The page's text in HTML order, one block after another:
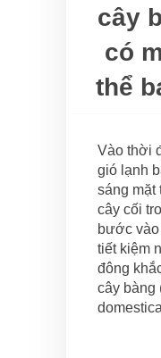
cây
có
thể
Vào thời
gió lạnh
sáng mặt
cây cối
bước
tiết kiệm
đông
cây bàng